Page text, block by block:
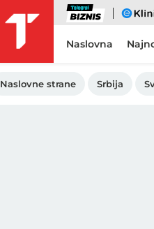
Biznis eKlinika
Naslovna
Naslovne strane Srbija